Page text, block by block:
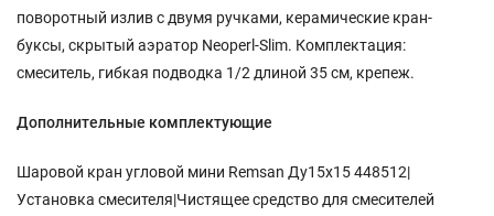
поворотный излив с двумя ручками, керамические кран-
буксы, скрытый аэратор Neoperl-Slim. Комплектация:
смеситель, гибкая подводка 1/2 длиной 35 см, крепеж.
Дополнительные комплектующие
Шаровой кран угловой мини Remsan Ду15х15 448512|
Установка смесителя|Чистящее средство для смесителей